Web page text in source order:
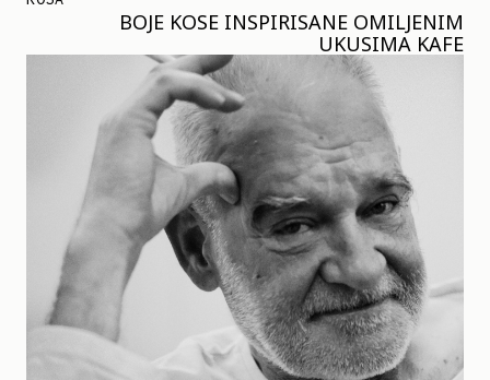
BOJE KOSE INSPIRISANE OMILJENIM
UKUSIMA KAFE